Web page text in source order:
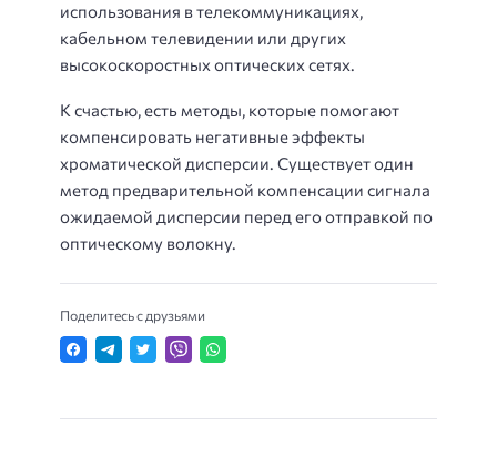
использования в телекоммуникациях,
кабельном телевидении или других
высокоскоростных оптических сетях.
К счастью, есть методы, которые помогают
компенсировать негативные эффекты
хроматической дисперсии. Существует один
метод предварительной компенсации сигнала
ожидаемой дисперсии перед его отправкой по
оптическому волокну.
Поделитесь с друзьями